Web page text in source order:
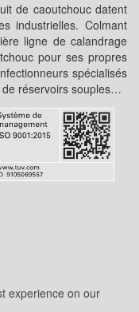
de caoutchouc datent
industrielles. Colmant
ligne de calandrage
pour ses propres
spécialisés
de réservoirs souples…
experience on our